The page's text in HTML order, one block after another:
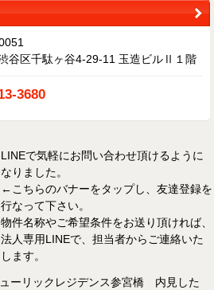
谷区千駄ヶ谷4-29-11 玉造ビルⅡ１階
3680
LINEで気軽にお問い合わせ頂けるように
なりました。
←こちらのバナーをタップし、友達登録を
行なって下さい。
物件名称やご希望条件をお送り頂ければ、
法人専用LINEで、担当者からご連絡いた
します。
ーリックレジデンス参宮橋 内見した